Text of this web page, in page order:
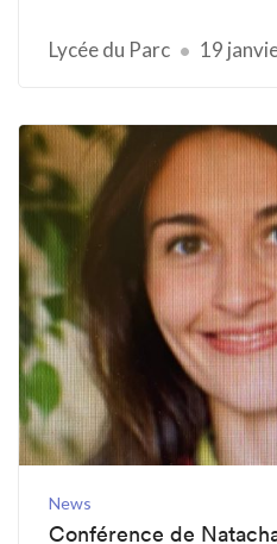
Lycée du Parc 19
News
Conférence de